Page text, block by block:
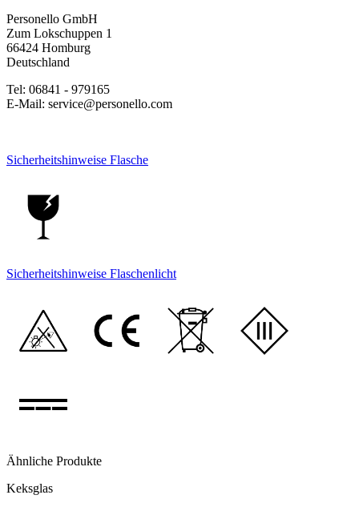
Personello GmbH
Zum Lokschuppen 1
66424 Homburg
Deutschland
Tel: 06841 - 979165
E-Mail: service@personello.com
Sicherheitshinweise Flasche
Sicherheitshinweise Flaschenlicht
Ähnliche Produkte
Keksglas